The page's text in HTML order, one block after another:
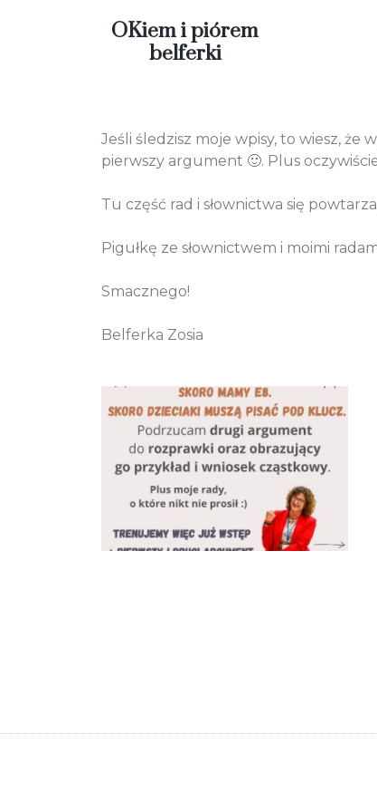
OKiem i piórem
belferki
Jeśli śledzisz moje wpisy, to wiesz,
pierwszy argument 🙂. Plus
Tu część rad i słownictwa się
Pigułkę ze słownictwem i moimi
Smacznego!
Belferka Zosia